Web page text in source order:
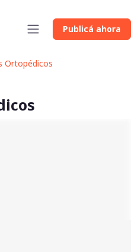
Publicá ahora
Ortopédicos